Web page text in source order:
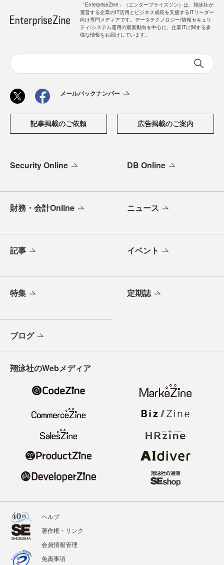
「EnterpriseZine」（エンタープライズジン）は、翔泳社が
運営する企業のIT活用とビジネス成長を支援するITリーダー
向け専門メディアです。データテクノロジー/情報セキュリ
ティ/システム運用の最新動向を中心に、企業ITに関する多
様な情報をお届けしています。
メールバックナンバー
記事掲載のご依頼 広告掲載のご案内
Security Online DB Online
財務・会計Online ニュース
記事 イベント
特集 定期誌
ブログ
翔泳社のWebメディア
ヘルプ
著作権・リンク
会員情報管理
免責事項